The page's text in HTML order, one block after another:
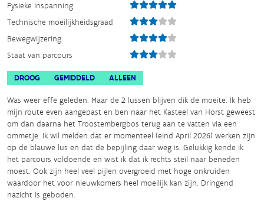
Fysieke inspanning
Technische moeilijkheidsgraad
Bewegwijzering
Staat van parcours
DROOG GEMIDDELD ALLEEN
Was weer effe geleden. Maar de 2 lussen blijven dik de moeite. Ik heb
mijn route even aangepast en ben naar het Kasteel van Horst geweest
om dan daarna het Troostembergbos terug aan te vatten via een
ommetje. Ik wil melden dat er momenteel (eind April 2026) werken zijn
op de blauwe lus en dat de bepijling daar weg is. Gelukkig kende ik
het parcours voldoende en wist ik dat ik rechts steil naar beneden
moest. Ook zijn heel veel pijlen overgroeid met hoge onkruiden
waardoor het voor nieuwkomers heel moeilijk kan zijn. Dringend
nazicht is geboden.